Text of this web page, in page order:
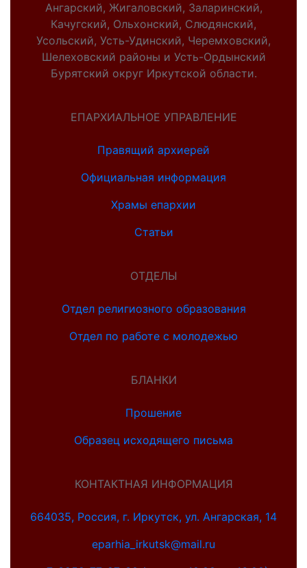
Ангарский, Жигаловский, Заларинский,
Качугский, Ольхонский, Слюдянский,
Усольский, Усть-Удинский, Черемховский,
Шелеховский районы и Усть-Ордынский
Бурятский округ Иркутской области.
ЕПАРХИАЛЬНОЕ УПРАВЛЕНИЕ
Правящий архиерей
Официальная информация
Храмы епархии
Статьи
ОТДЕЛЫ
Отдел религиозного образования
Отдел по работе с молодежью
БЛАНКИ
Прошение
Образец исходящего письма
КОНТАКТНАЯ ИНФОРМАЦИЯ
664035, Россия, г. Иркутск, ул. Ангарская, 14
eparhia_irkutsk@mail.ru